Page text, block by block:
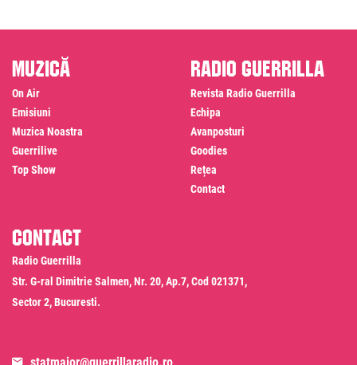
Muzică
On Air
Emisiuni
Muzica Noastra
Guerrilive
Top Show
Radio Guerrilla
Revista Radio Guerrilla
Echipa
Avanposturi
Goodies
Rețea
Contact
Contact
Radio Guerrilla
Str. G-ral Dimitrie Salmen, Nr. 20, Ap.7, Cod 021371,
Sector 2, Bucuresti.